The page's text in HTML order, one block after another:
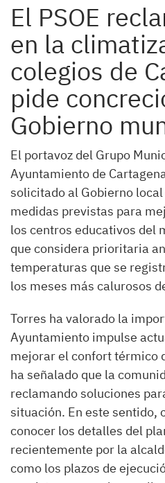
El PSOE
en la
colegios de
pide
Gobierno
El portavoz del Grupo
Ayuntamiento de
solicitado al Gobierno
medidas previstas para
los centros educativos del
que considera prioritaria
temperaturas que se
los meses más calurosos
Torres ha valorado la
Ayuntamiento impulse
mejorar el confort térmico
ha señalado que la
reclamando soluciones
situación. En este sentido,
conocer los detalles del
recientemente por la
como los plazos de